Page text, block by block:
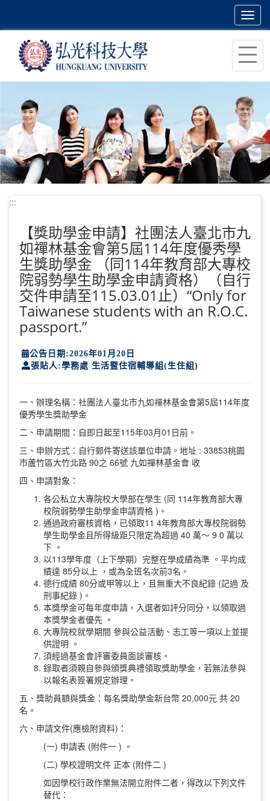
主
容
區
塊
:::
【獎助學金申請】社團法人臺北市九
如禪林基金會第5屆114年度優秀學
生獎助學金 （同114年教育部大專校
院弱勢學生助學金申請資格）（自行
交件申請至115.03.01止）“Only for
Taiwanese students with an R.O.C.
passport.”
公告日期:2026年01月20日
張貼人:學務處 生活暨住宿輔導組(生住組)
一、辦理名稱：社團法人臺北市九如禪林基金會第5屆114年度
優秀學生獎助學金
二、申請期間：自即日起至115年03月01日前。
三、申辦方式：自行郵件寄送該單位申請。地址 : 33853桃園
市蘆竹區大竹北路 90之 66號 九如禪林基金會 收
四、申請對象：
各公私立大專院校大學部在學生 (同 114年教育部大專
校院弱勢學生助學金申請資格 )。
通過政府審核資格，已領取11 4年教育部大專校院弱勢
學生助學金且所得級距只限定為超過 40 萬～ 9 0 萬以
下 。
以113學年度（上下學期）完整在學成績為準 。平均成
績達 85分以上 ，或為全班名次前3名。
德行成績 80分或甲等以上，且無重大不良紀錄 (記過 及
刑事紀錄 )。
本獎學金可每年度申請，入選者如評分同分，以領取過
本獎學金者優先 。
大專院校就學期間 參與公益活動、志工等一項以上並提
供證明 。
須經過基金會評審委員面談審核。
錄取者須親自參與頒獎典禮領取獎助學金，若無法參與
以報名表簽署規定辦理。
五、獎助員額與獎金：每名獎助學金新台幣 20,000元 共 20
名。
六、申請文件(應檢附資料)：
(一) 申請表 (附件一 ) 。
(二) 學校證明文件 正本 (附件二 )
如因學校行政作業無法開立附件二者，得改以下列文件
替代：